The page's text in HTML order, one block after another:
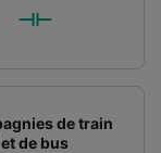
de train
et de bus